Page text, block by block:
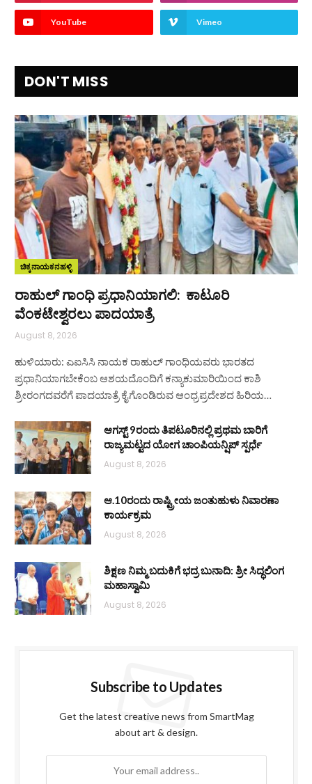
YouTube Vimeo
DON'T MISS
ಚಿಕ್ಕನಾಯಕನಹಳ್ಳಿ
ರಾಹುಲ್ ಗಾಂಧಿ ಪ್ರಧಾನಿಯಾಗಲಿ: ಕಾಟೂರಿ
ವೆಂಕಟೇಶ್ವರಲು ಪಾದಯಾತ್ರೆ
August 8, 2026
ಹುಳಿಯಾರು: ಎಐಸಿಸಿ ನಾಯಕ ರಾಹುಲ್ ಗಾಂಧಿಯವರು ಭಾರತದ
ಪ್ರಧಾನಿಯಾಗಬೇಕೆಂಬ ಆಶಯದೊಂದಿಗೆ ಕನ್ಯಾಕುಮಾರಿಯಿಂದ ಕಾಶಿ
ಶ್ರೀರಂಗದವರೆಗೆ ಪಾದಯಾತ್ರೆ ಕೈಗೊಂಡಿರುವ ಆಂಧ್ರಪ್ರದೇಶದ ಹಿರಿಯ…
ಆಗಸ್ಟ್ 9ರಂದು ತಿಪಟೂರಿನಲ್ಲಿ ಪ್ರಥಮ ಬಾರಿಗೆ
ರಾಜ್ಯಮಟ್ಟದ ಯೋಗ ಚಾಂಪಿಯನ್ಷಿಪ್ ಸ್ಪರ್ಧೆ
August 8, 2026
ಆ.10ರಂದು ರಾಷ್ಟ್ರೀಯ ಜಂತುಹುಳು ನಿವಾರಣಾ
ಕಾರ್ಯಕ್ರಮ
August 8, 2026
ಶಿಕ್ಷಣ ನಿಮ್ಮ ಬದುಕಿಗೆ ಭದ್ರ ಬುನಾದಿ: ಶ್ರೀ ಸಿದ್ಧಲಿಂಗ
ಮಹಾಸ್ವಾಮಿ
August 8, 2026
Subscribe to Updates
Get the latest creative news from SmartMag
about art & design.